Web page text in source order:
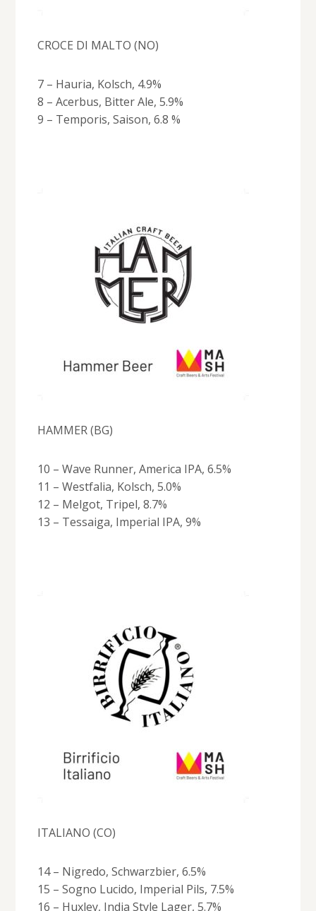
CROCE DI MALTO (NO)
7 – Hauria, Kolsch, 4.9%
8 – Acerbus, Bitter Ale, 5.9%
9 – Temporis, Saison, 6.8 %
HAMMER (BG)
10 – Wave Runner, America IPA, 6.5%
11 – Westfalia, Kolsch, 5.0%
12 – Melgot, Tripel, 8.7%
13 – Tessaiga, Imperial IPA, 9%
ITALIANO (CO)
14 – Nigredo, Schwarzbier, 6.5%
15 – Sogno Lucido, Imperial Pils, 7.5%
16 – Huxley, India Style Lager, 5.7%